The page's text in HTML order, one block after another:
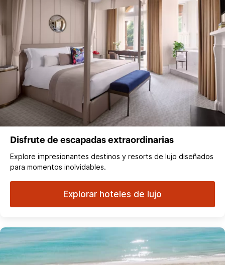
Disfrute de escapadas extraordinarias
Explore impresionantes destinos y resorts de lujo diseñados
para momentos inolvidables.
Explorar hoteles de lujo